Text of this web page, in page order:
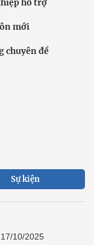
mới
chuyên đề
Sự kiện
10/2025